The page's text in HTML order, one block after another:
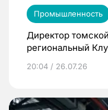
Промышленность
Директор
региональный
20:04 / 26.07.26